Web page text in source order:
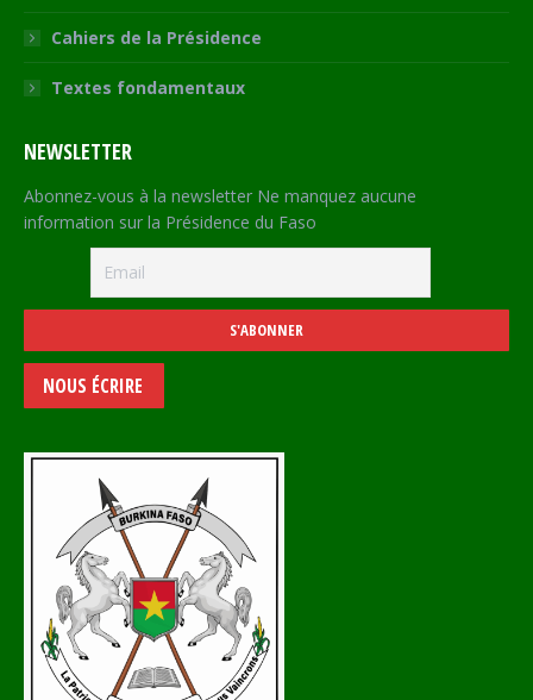
Cahiers de la Présidence
Textes fondamentaux
NEWSLETTER
Abonnez-vous à la newsletter Ne manquez aucune
information sur la Présidence du Faso
NOUS ÉCRIRE